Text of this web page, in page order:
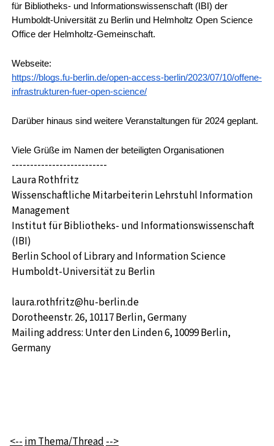
für Bibliotheks- und Informationswissenschaft (IBI) der
Humboldt-Universität zu Berlin und Helmholtz Open Science
Office der Helmholtz-Gemeinschaft.
Webseite:
https://blogs.fu-berlin.de/open-access-berlin/2023/07/10/offene-
infrastrukturen-fuer-open-science/
Darüber hinaus sind weitere Veranstaltungen für 2024 geplant.
Viele Grüße im Namen der beteiligten Organisationen
--------------------------
Laura Rothfritz
Wissenschaftliche Mitarbeiterin Lehrstuhl Information
Management
Institut für Bibliotheks- und Informationswissenschaft
(IBI)
Berlin School of Library and Information Science
Humboldt-Universität zu Berlin
laura.rothfritz@hu-berlin.de
Dorotheenstr. 26, 10117 Berlin, Germany
Mailing address: Unter den Linden 6, 10099 Berlin,
Germany
<-- im Thema/Thread -->